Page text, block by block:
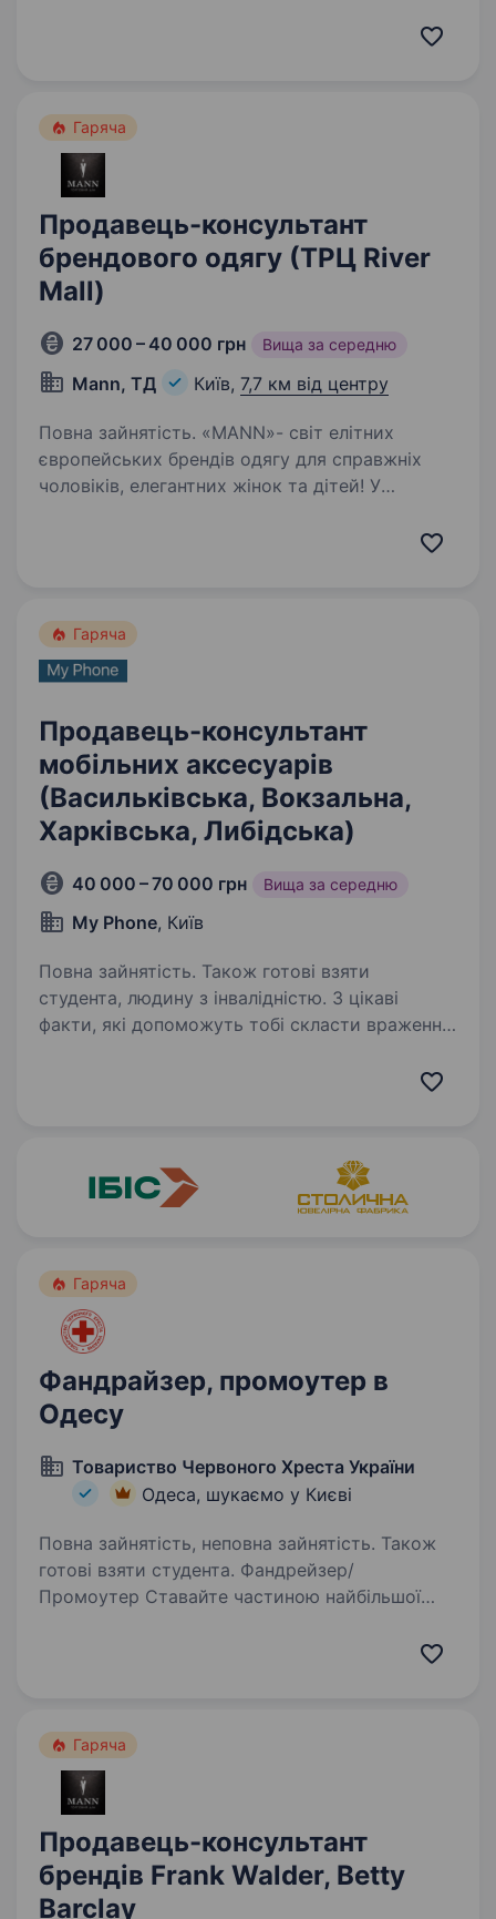
допомагає людям піклуватися про здоров’я
Гаряча
Продавець-консультант
брендового одягу (ТРЦ River
Mall)
27 000 – 40 000 грн Вища за середню
Mann, ТД Київ, 7,7 км від центру
Повна зайнятість. «МАNN»- світ елітних
європейських брендів одягу для справжніх
чоловіків, елегантних жінок та дітей! У
всесвітньо відомі бренди Lerros, RoyRobson!
Гаряча
Продавець-консультант
мобільних аксесуарів
(Васильківська, Вокзальна,
Харківська, Либідська)
40 000 – 70 000 грн Вища за середню
My Phone, Київ
Повна зайнятість. Також готові взяти
студента, людину з інвалідністю. 3 цікаві
факти, які допоможуть тобі скласти враження
співробітників прийшли в компанію не маючи
Гаряча
Фандрайзер, промоутер в
Одесу
Товариство Червоного Хреста України
Одеса, шукаємо у Києві
Повна зайнятість, неповна зайнятість. Також
готові взяти студента. Фандрейзер/
Промоутер Ставайте частиною найбільшої
до нашої команди фандрейзерів Українського
Гаряча
Продавець-консультант
брендів Frank Walder, Betty
Barclay